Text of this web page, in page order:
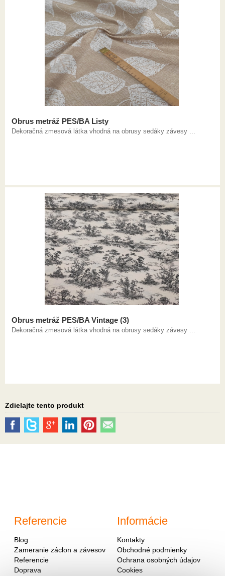
Obrus metráž PES/BA Listy
Dekoračná zmesová látka vhodná na obrusy sedáky závesy ...
Obrus metráž PES/BA Vintage (3)
Dekoračná zmesová látka vhodná na obrusy sedáky závesy ...
Zdielajte tento produkt
Referencie
Blog
Zameranie záclon a závesov
Referencie
Doprava
Informácie
Kontakty
Obchodné podmienky
Ochrana osobných údajov
Cookies